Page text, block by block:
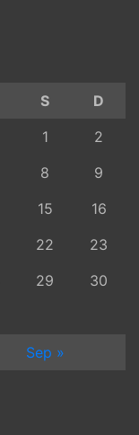
S
D
1
2
8
9
15
16
22
23
29
30
Sep »